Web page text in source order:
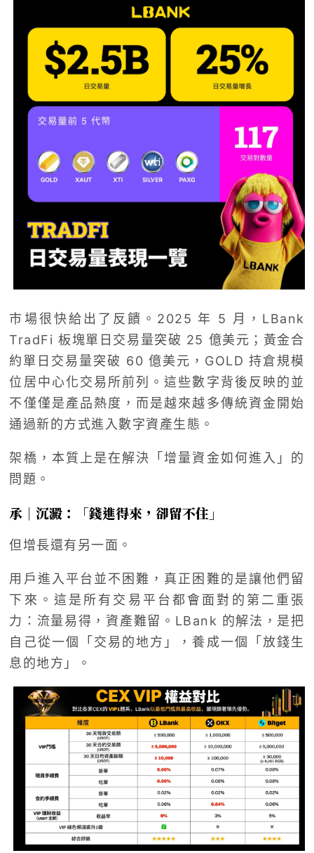
市場很快給出了反饋。2025 年 5 月，LBank
TradFi 板塊單日交易量突破 25 億美元；黃金合
約單日交易量突破 60 億美元，GOLD 持倉規模
位居中心化交易所前列。這些數字背後反映的並
不僅僅是產品熱度，而是越來越多傳統資金開始
通過新的方式進入數字資產生態。
架橋，本質上是在解決「增量資金如何進入」的
問題。
承｜沉澱：「錢進得來，卻留不住」
但增長還有另一面。
用戶進入平台並不困難，真正困難的是讓他們留
下來。這是所有交易平台都會面對的第二重張
力：流量易得，資產難留。LBank 的解法，是把
自己從一個「交易的地方」，養成一個「放錢生
息的地方」。